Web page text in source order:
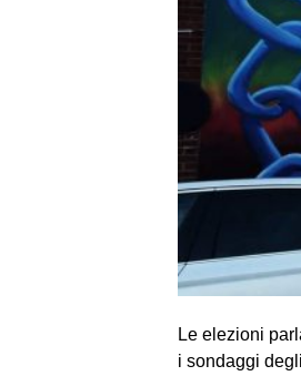
Le elezioni
i sondaggi